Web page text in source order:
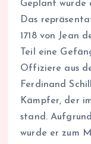
Geplant wurde
Das
1718 von Jean
Teil eine
Offiziere aus
Ferdinand
Kämpfer, der
stand.
wurde er zum